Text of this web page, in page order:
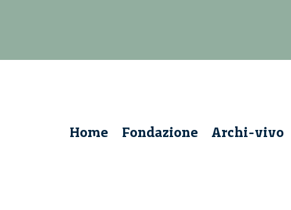
Home Fondazione Archi-vivo